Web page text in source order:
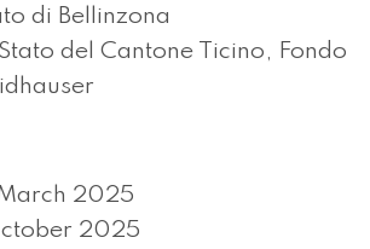
di Bellinzona
del Cantone Ticino, Fondo
2025
2025